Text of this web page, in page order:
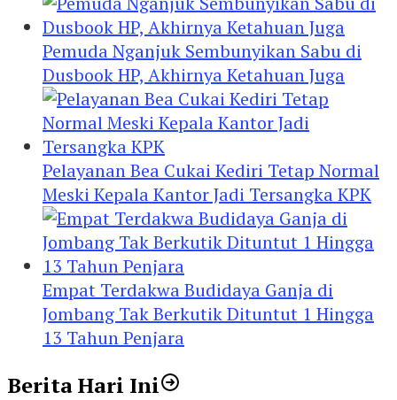
Pemuda Nganjuk Sembunyikan Sabu di
Dusbook HP, Akhirnya Ketahuan Juga
Pelayanan Bea Cukai Kediri Tetap Normal
Meski Kepala Kantor Jadi Tersangka KPK
Empat Terdakwa Budidaya Ganja di
Jombang Tak Berkutik Dituntut 1 Hingga
13 Tahun Penjara
Berita Hari Ini